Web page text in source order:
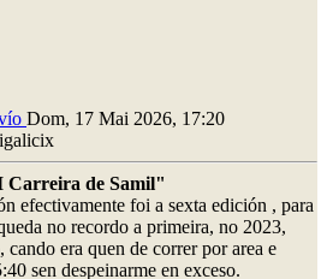
Dom, 17 Mai 2026, 17:20
Carreira de Samil"
efectivamente foi a sexta edición , para
no recordo a primeira, no 2023,
cando era quen de correr por area e
sen despeinarme en exceso.